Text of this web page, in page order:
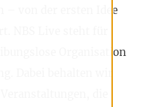
– von der ersten Idee
Organisation